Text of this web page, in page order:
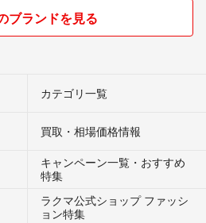
ブランドを見る
カテゴリ一覧
買取・相場価格情報
キャンペーン一覧・おすすめ
特集
ラクマ公式ショップ ファッシ
ョン特集